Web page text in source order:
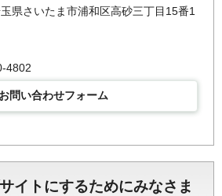
県さいたま市浦和区高砂三丁目15番1
4802
お問い合わせフォーム
イトにするためにみなさま